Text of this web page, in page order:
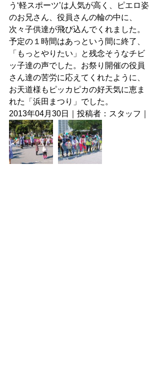
う‘軽スポーツ’は人気が高く、ピエロ姿
のお兄さん、役員さんの輪の中に、
次々子供達が飛び込んでくれました。
予定の１時間はあっという間に終了、
「もっとやりたい」と残念そうなチビ
ッ子達の声でした。お祭り開催の役員
さん達の苦労に応えてくれたように、
お天道様もピッカピカの好天気に恵ま
れた「浜田まつり」でした。
2013年04月30日｜投稿者：スタッフ｜